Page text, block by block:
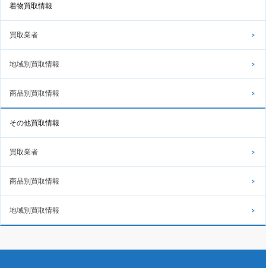
着物買取情報
買取業者
地域別買取情報
商品別買取情報
その他買取情報
買取業者
商品別買取情報
地域別買取情報